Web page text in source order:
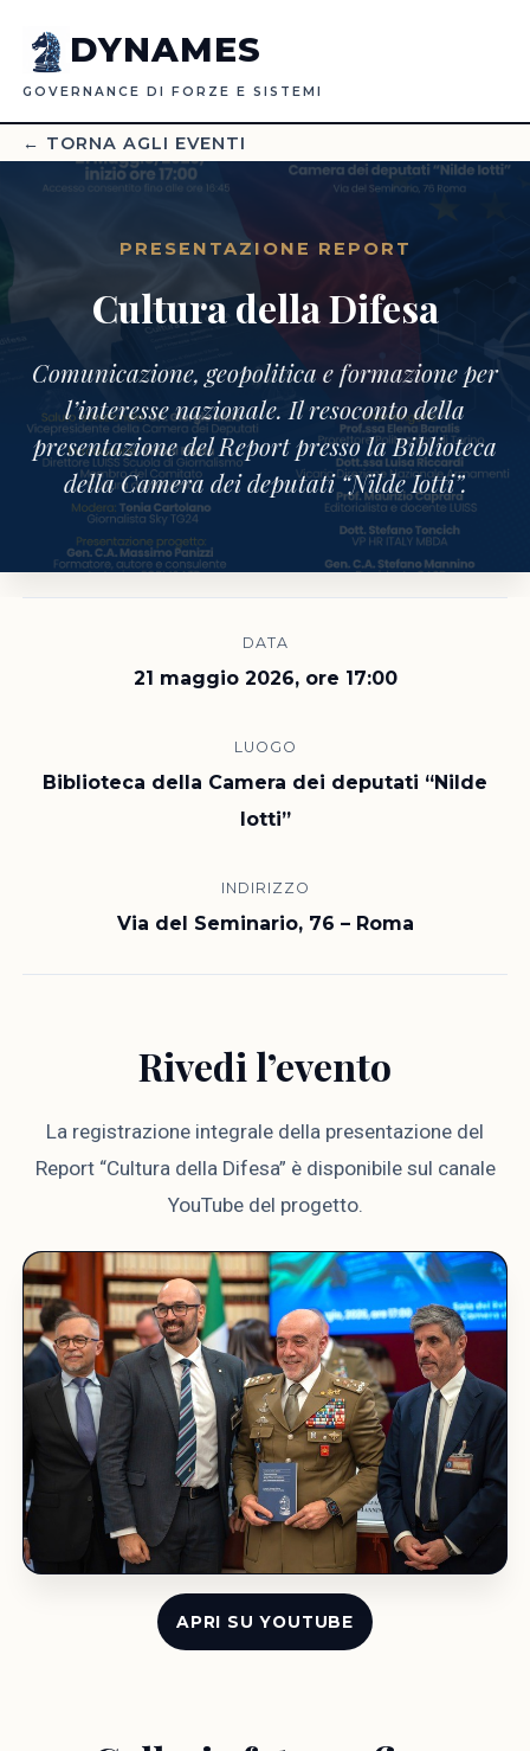
DYNAMES
GOVERNANCE DI FORZE E SISTEMI
← TORNA AGLI EVENTI
PRESENTAZIONE REPORT
Cultura della Difesa
Comunicazione, geopolitica e formazione per
l’interesse nazionale. Il resoconto della
presentazione del Report presso la Biblioteca
della Camera dei deputati “Nilde Iotti”.
DATA
21 maggio 2026, ore 17:00
LUOGO
Biblioteca della Camera dei deputati “Nilde
Iotti”
INDIRIZZO
Via del Seminario, 76 – Roma
Rivedi l’evento
La registrazione integrale della presentazione del
Report “Cultura della Difesa” è disponibile sul canale
YouTube del progetto.
APRI SU YOUTUBE